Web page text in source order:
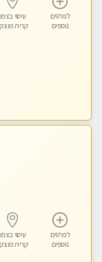
לפרטים
נוספים
עיסוי
קרית
לפרטים
נוספים
עיסוי
קרית